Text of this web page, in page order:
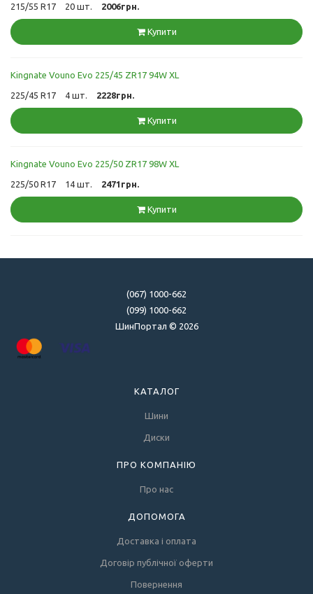
215/55 R17 20 шт. 2006грн.
Купити
Kingnate Vouno Evo 225/45 ZR17 94W XL
225/45 R17 4 шт. 2228грн.
Купити
Kingnate Vouno Evo 225/50 ZR17 98W XL
225/50 R17 14 шт. 2471грн.
Купити
(067) 1000-662
(099) 1000-662
ШинПортал © 2026
КАТАЛОГ
Шини
Диски
ПРО КОМПАНІЮ
Про нас
ДОПОМОГА
Доставка і оплата
Договір публічної оферти
Повернення